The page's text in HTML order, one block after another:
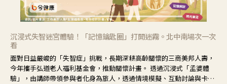
沉浸式失智迷宮體驗！「記憶鑰匙圈」打開迷霧。北中南場次一次
看
面對日益嚴峻的「失智症」挑戰，長期深耕高齡關懷的三商美邦人壽，
今年攜手弘道老人福利基金會，推動關懷計畫。 透過沉浸式「孟婆體
驗」，由講師帶領參與者化身為旅人，透過情境模擬、互動討論與卡牌